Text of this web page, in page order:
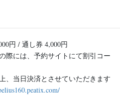
円 / 通し券 4,000円
際には、予約サイトにて割引コー
、当日決済とさせていただきます